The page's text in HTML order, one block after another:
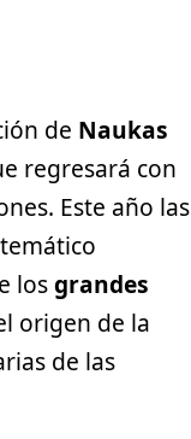
de Naukas
regresará con
Este año las
losgrandes
origen de la
de las